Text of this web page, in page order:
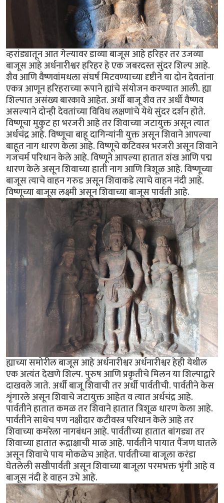
व्हरांड्यातून आत गेल्यावर डाव्या बाजूस आहे हरिहर तर उजव्या
बाजूस आहे अर्धनारीश्वर हरिहर हे एक जबरदस्त सुंदर शिल्प आहे.
शैव आणि वैष्णवांमधला संघर्ष मिटवण्याच्या दृष्टीने या दोन देवतांना
एकत्र आणून हरिहराच्या रूपाने ह्यांचे संयोजन करण्यात आली. ह्या
शिल्पात असंख्य बारकावे आहेत. अर्धी बाजू शैव तर अर्धी वैष्णव
असल्याने दोन्ही देवतांच्या विविध लक्षणांचे येथे सुंदर दर्शन होते.
विष्णूचा मुकुट हा भरजरी आहे तर शिवाच्या जटायुक्त असून त्यात
अर्धचंद्र आहे. विष्णूचा बाहू दागिन्यांनी युक्त असून शिवाने आपल्या
बाहूत नाग धारण केला आहे. विष्णूचे कटिवस्त्र भरजरी असून शिवाने
गजचर्म परिधान केले आहे. विष्णूने आपल्या हातात शंख आणि पद्म
धारण केले असून शिवाच्या हाती नाग आणि त्रिशूळ आहे. विष्णूच्या
बाजूस त्याचे वाहन गरुड असून शिवाकडे त्याचे वाहन नंदी आहे.
विष्णूच्या बाजूस लक्ष्मी असून शिवाच्या बाजूस पार्वती आहे.
ह्याच्या समोरील बाजूस आहे अर्धनारीश्वर अर्धनारीश्वर हेही येथील
एक अत्यंत देखणे शिल्प. पुरुष आणि प्रकृतीचे मिलन या शिल्पाद्वारे
दाखवले जाते. अर्धी बाजू शिवाची तर अर्धी पार्वतीची. पार्वतीने केस
शृंगारले असून शिवाचे जटायुक्त आहेत व त्यात अर्धचंद्र आहे.
पार्वतीने हातात कमळ तर शिवाने हातात त्रिशूळ धारण केला आहे.
पार्वतीने साधेच पण नक्षीदार कटीवस्त्र परिधान केले आहे तर
शिवाच्या कमरेला नागबंधन आहे. पार्वतीच्या हातात बांगड्या तर
शिवाच्या हातात रूद्राक्षाची माळ आहे. पार्वतीने पायात पैंजण घातले
असून शिवाचे पाय मोकळेच आहेत. पार्वतीच्या बाजूला करंडा
घेतलेली सखीपार्वती असून शिवाच्या बाजूला परमभक्त भृंगी आहे व
बाजूस नंदी हे वाहन उभे आहे.